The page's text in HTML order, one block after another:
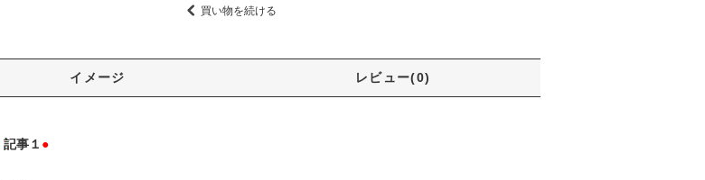
買い物を続ける
イメージ レビュー(0)
記事１ ●